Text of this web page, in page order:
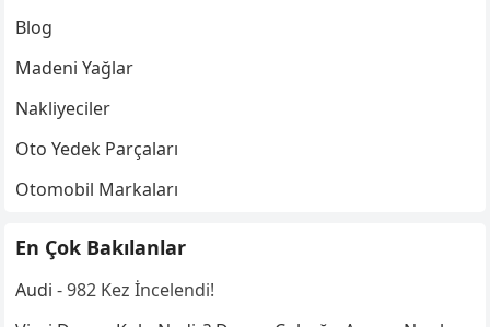
Blog
Madeni Yağlar
Nakliyeciler
Oto Yedek Parçaları
Otomobil Markaları
En Çok Bakılanlar
Audi - 982 Kez İncelendi!